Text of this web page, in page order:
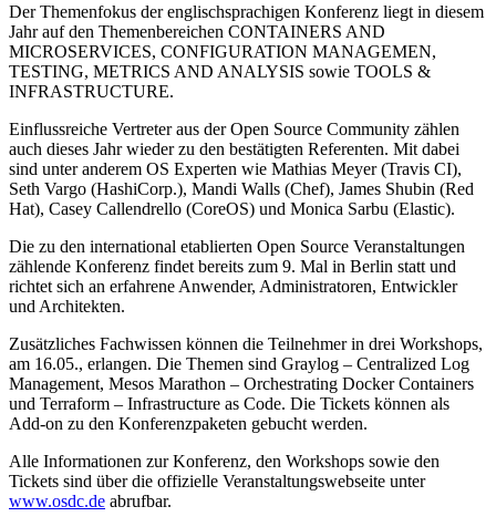
Der Themenfokus der englischsprachigen Konferenz liegt in diesem
Jahr auf den Themenbereichen CONTAINERS AND
MICROSERVICES, CONFIGURATION MANAGEMEN,
TESTING, METRICS AND ANALYSIS sowie TOOLS &
INFRASTRUCTURE.
Einflussreiche Vertreter aus der Open Source Community zählen
auch dieses Jahr wieder zu den bestätigten Referenten. Mit dabei
sind unter anderem OS Experten wie Mathias Meyer (Travis CI),
Seth Vargo (HashiCorp.), Mandi Walls (Chef), James Shubin (Red
Hat), Casey Callendrello (CoreOS) und Monica Sarbu (Elastic).
Die zu den international etablierten Open Source Veranstaltungen
zählende Konferenz findet bereits zum 9. Mal in Berlin statt und
richtet sich an erfahrene Anwender, Administratoren, Entwickler
und Architekten.
Zusätzliches Fachwissen können die Teilnehmer in drei Workshops,
am 16.05., erlangen. Die Themen sind Graylog – Centralized Log
Management, Mesos Marathon – Orchestrating Docker Containers
und Terraform – Infrastructure as Code. Die Tickets können als
Add-on zu den Konferenzpaketen gebucht werden.
Alle Informationen zur Konferenz, den Workshops sowie den
Tickets sind über die offizielle Veranstaltungswebseite unter
www.osdc.de abrufbar.